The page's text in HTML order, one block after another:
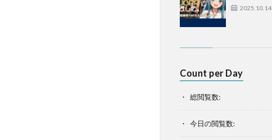
2025.10.14
Count per Day
総閲覧数:
今日の閲覧数: